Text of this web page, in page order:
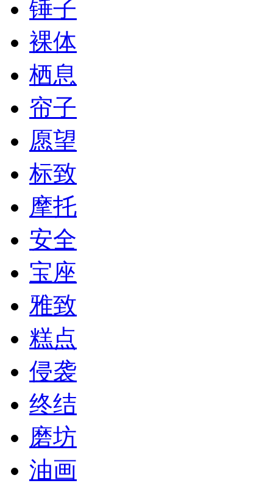
锤子
裸体
栖息
帘子
愿望
标致
摩托
安全
宝座
雅致
糕点
侵袭
终结
磨坊
油画